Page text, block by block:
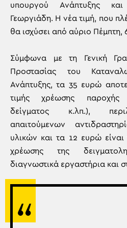
υπουργού Ανάπτυξης
Γεωργιάδη. Η νέα τιμή, που
θα ισχύσει από αύριο Πέμπτη,
Σύμφωνα με τη Γενική
Προστασίας του
Ανάπτυξης, τα 35 ευρώ
τιμής χρέωσης παροχής
δείγματος κ.λπ.),
απαιτούμενων
υλικών και τα 12 ευρώ
χρέωσης της
διαγνωστικά εργαστήρια και